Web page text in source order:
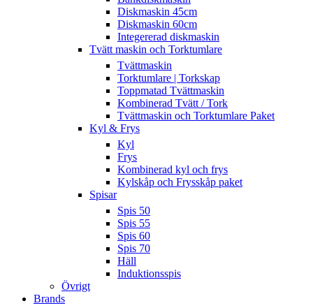
Diskmaskin 45cm
Diskmaskin 60cm
Integererad diskmaskin
Tvätt maskin och Torktumlare
Tvättmaskin
Torktumlare | Torkskap
Toppmatad Tvättmaskin
Kombinerad Tvätt / Tork
Tvättmaskin och Torktumlare Paket
Kyl & Frys
Kyl
Frys
Kombinerad kyl och frys
Kylskåp och Frysskåp paket
Spisar
Spis 50
Spis 55
Spis 60
Spis 70
Häll
Induktionsspis
Övrigt
Brands